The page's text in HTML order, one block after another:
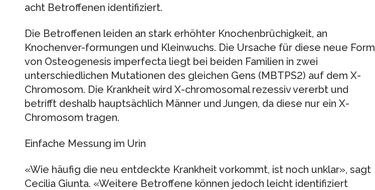
acht Betroffenen identifiziert.
Die Betroffenen leiden an stark erhöhter Knochenbrüchigkeit, an
Knochenver-formungen und Kleinwuchs. Die Ursache für diese neue Form
von Osteogenesis imperfecta liegt bei beiden Familien in zwei
unterschiedlichen Mutationen des gleichen Gens (MBTPS2) auf dem X-
Chromosom. Die Krankheit wird X-chromosomal rezessiv vererbt und
betrifft deshalb hauptsächlich Männer und Jungen, da diese nur ein X-
Chromosom tragen.
Einfache Messung im Urin
«Wie häufig die neu entdeckte Krankheit vorkommt, ist noch unklar», sagt
Cecilia Giunta. «Weitere Betroffene können jedoch leicht identifiziert